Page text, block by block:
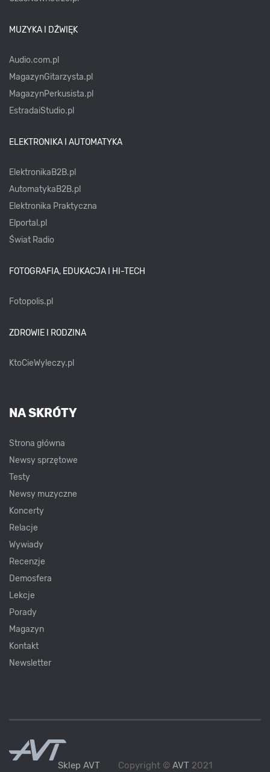
MUZYKA I DŹWIĘK
Audio.com.pl
MagazynGitarzysta.pl
MagazynPerkusista.pl
EstradaiStudio.pl
ELEKTRONIKA I AUTOMATYKA
ElektronikaB2B.pl
AutomatykaB2B.pl
Elektronika Praktyczna
Elportal.pl
Świat Radio
FOTOGRAFIA, EDUKACJA I HI-TECH
Fotopolis.pl
ZDROWIE I RODZINA
KtoCieWyleczy.pl
NA SKRÓTY
Strona główna
Newsy sprzętowe
Testy
Newsy muzyczne
Koncerty
Relacje
Wywiady
Recenzje
Demosfera
Lekcje
Porady
Magazyn
Kontakt
Newsletter
Sklep AVT Copyright © AVT 2021